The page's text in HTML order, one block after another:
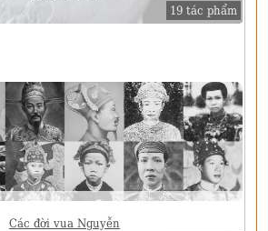
19 tác phẩm
Các đời vua Nguyễn